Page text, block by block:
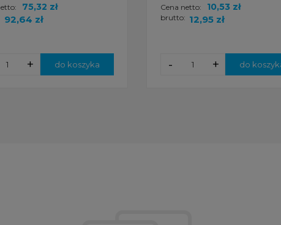
92,64 zł
75,32 zł
+ do koszyka
brutto: 12,95 zł
Cena netto: 10,53 zł
+
- do